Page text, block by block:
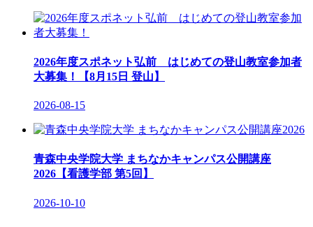
2026年度スポネット弘前 はじめての登山教室参加者
大募集！【8月15日 登山】
2026-08-15
青森中央学院大学 まちなかキャンパス公開講座
2026【看護学部 第5回】
2026-10-10